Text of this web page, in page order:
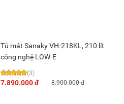
Tủ mát Sanaky VH-218KL, 210 lít
công nghệ LOW-E
(3)
7.890.000 đ 8.900.000 đ